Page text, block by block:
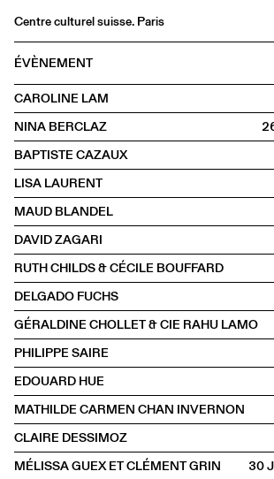
Centre culturel suisse. Paris
Agenda
Librairie
Buvette
Archives
Médiathèque
Éditions
Informations
FR/EN
SCÈNE Danse
ÉVÈNEMENT
CAROLINE LAM
NINA BERCLAZ
BAPTISTE CAZAUX
LISA LAURENT
MAUD BLANDEL
DAVID ZAGARI
RUTH CHILDS & CÉCILE BOUFFARD
DELGADO FUCHS
GÉRALDINE CHOLLET & CIE RAHU LAMO
PHILIPPE SAIRE
EDOUARD HUE
MATHILDE CARMEN CHAN INVERNON
CLAIRE DESSIMOZ
MÉLISSA GUEX ET CLÉMENT GRIN
30